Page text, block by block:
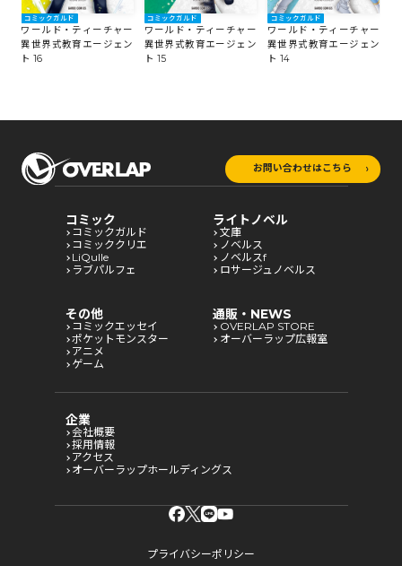
コミックガルド
ワールド・ティーチャー
異世界式教育エージェン
ト 16
コミックガルド
ワールド・ティーチャー
異世界式教育エージェン
ト 15
コミックガルド
ワールド・ティーチャー
異世界式教育エージェン
ト 14
お問い合わせはこちら
コミック
コミックガルド
コミッククリエ
LiQulle
ラブパルフェ
ライトノベル
文庫
ノベルス
ノベルスf
ロサージュノベルス
その他
コミックエッセイ
ポケットモンスター
アニメ
ゲーム
通販・NEWS
OVERLAP STORE
オーバーラップ広報室
企業
会社概要
採用情報
アクセス
オーバーラップホールディングス
プライバシーポリシー